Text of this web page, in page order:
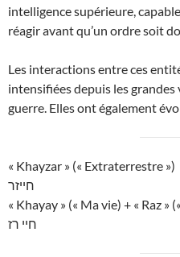
intelligence supérieure,
réagir avant qu’un ordre soit
Les interactions entre ces
intensifiées depuis les grandes
guerre. Elles ont également
« Khayzar » (« Extraterrestre »)
חייזר
« Khayay » (« Ma vie) + « Raz »
חיי רז